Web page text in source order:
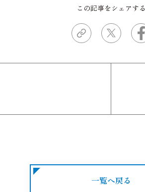
この記事をシェアする
一覧へ戻る